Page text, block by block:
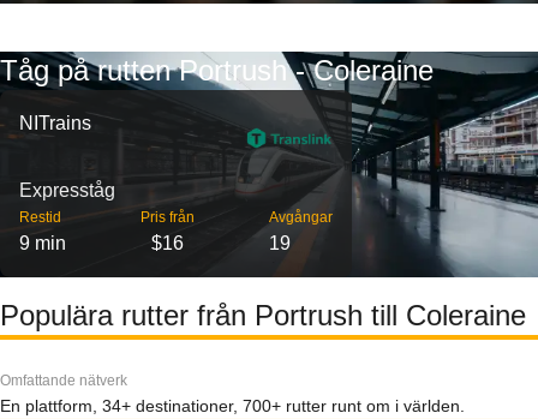
Tåg på rutten Portrush - Coleraine
NITrains
Expresståg
Restid
9 min
Pris från
$16
Avgångar
19
Populära rutter från Portrush till Coleraine
Omfattande nätverk
En plattform, 34+ destinationer, 700+ rutter runt om i världen.